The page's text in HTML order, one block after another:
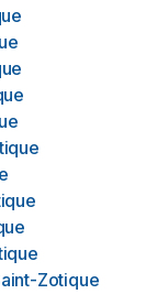
Zotique